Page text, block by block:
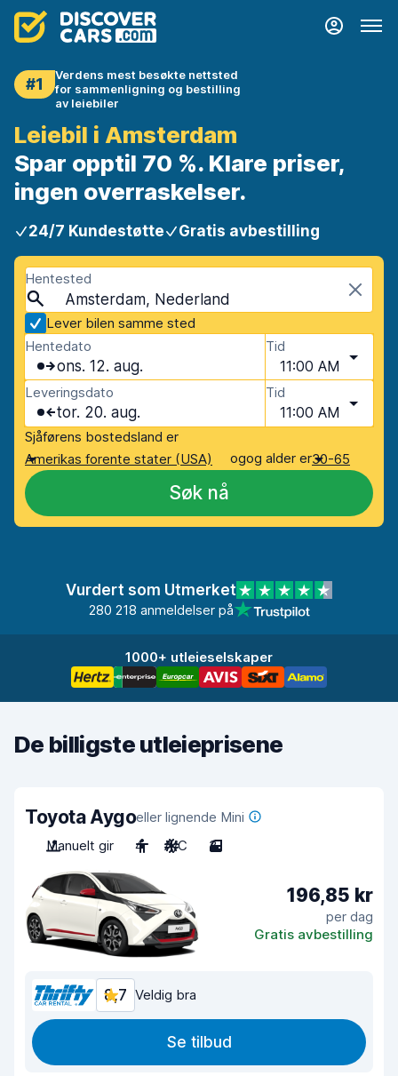
#1
Verdens mest besøkte nettsted
for sammenligning og bestilling
av leiebiler
Leiebil i Amsterdam
Spar opptil 70 %. Klare priser,
ingen overraskelser.
24/7 Kundestøtte Gratis avbestilling
Hentested
Amsterdam, Nederland
Lever bilen samme sted
Hentedato
ons. 12. aug.
Tid
11:00 AM
Leveringsdato
tor. 20. aug.
Tid
11:00 AM
Sjåførens bostedsland er
Amerikas forente stater (USA)
ogog alder er30-65
Søk nå
Vurdert som Utmerket
280 218 anmeldelser på
1000+ utleieselskaper
De billigste utleieprisene
Toyota Aygoeller lignende Mini
Manuelt gir
4 A/C 3
196,85 kr
per dag
Gratis avbestilling
8,7 Veldig bra
Se tilbud